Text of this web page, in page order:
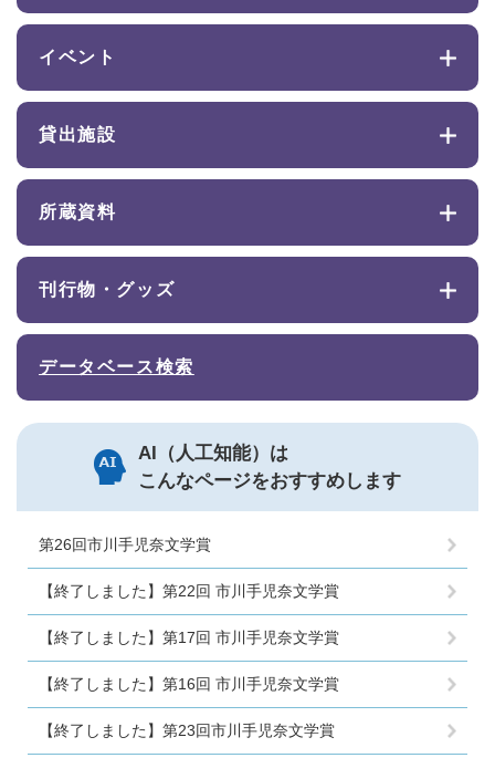
イベント
貸出施設
所蔵資料
刊行物・グッズ
データベース検索
AI（人工知能）は
こんなページをおすすめします
第26回市川手児奈文学賞
【終了しました】第22回 市川手児奈文学賞
【終了しました】第17回 市川手児奈文学賞
【終了しました】第16回 市川手児奈文学賞
【終了しました】第23回市川手児奈文学賞